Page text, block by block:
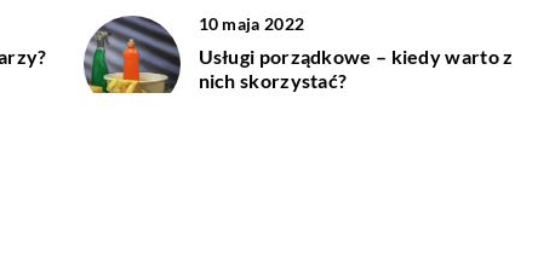
10 maja 2022
Usługi porządkowe – kiedy warto z
nich skorzystać?